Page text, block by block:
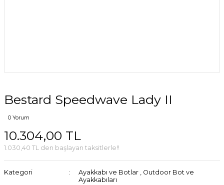
Bestard Speedwave Lady II
0 Yorum
10.304,00 TL
1.030,40 TL den başlayan taksitlerle!!
Kategori Ayakkabı ve Botlar , Outdoor Bot ve
Ayakkabıları